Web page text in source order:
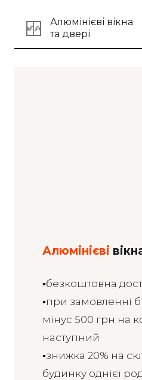
Алюмінієві вікна
та двері
Алюмінієві
▪️безкоштовна
▪️при замовленні
мінус 500 грн на
наступний
▪️знижка 20% на
будинку однієї